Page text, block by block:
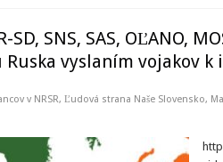
SD, SNS, SAS, OĽANO,
Ruska vyslaním vojakov k
v NRSR, Ľudová strana Naše Slovensko,